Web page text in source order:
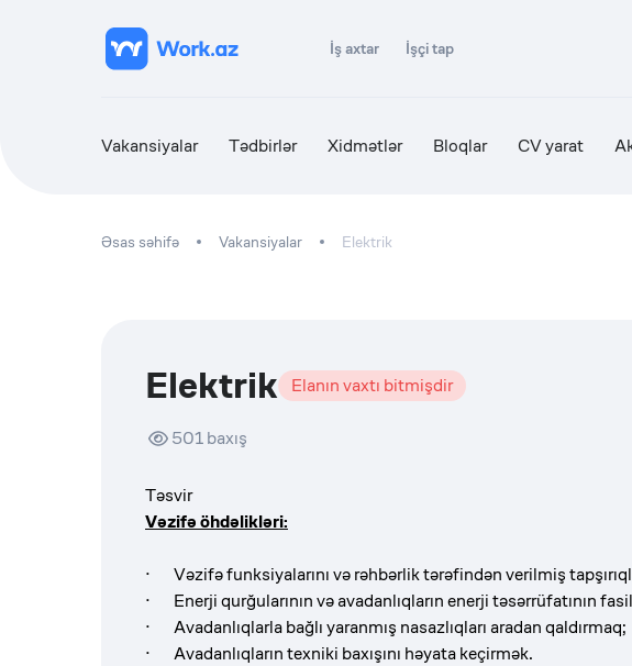
İş axtar İşçi tap
Vakansiyalar Tədbirlər Xidmətlər Bloqlar CV yarat
Əsas səhifə Vakansiyalar Elektrik
Elektrik Elanın vaxtı bitmişdir
501baxış
Təsvir
Vəzifə öhdəlikləri:
· Vəzifə funksiyalarını və rəhbərlik tərəfindən verilmiş
· Enerji qurğularının və avadanlıqların enerji təsərrüfatının
· Avadanlıqlarla bağlı yaranmış nasazlıqları aradan qaldırmaq;
· Avadanlıqların texniki baxışını həyata keçirmək.